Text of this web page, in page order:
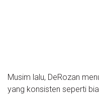
Musim lalu, DeRozan
yang konsisten seperti